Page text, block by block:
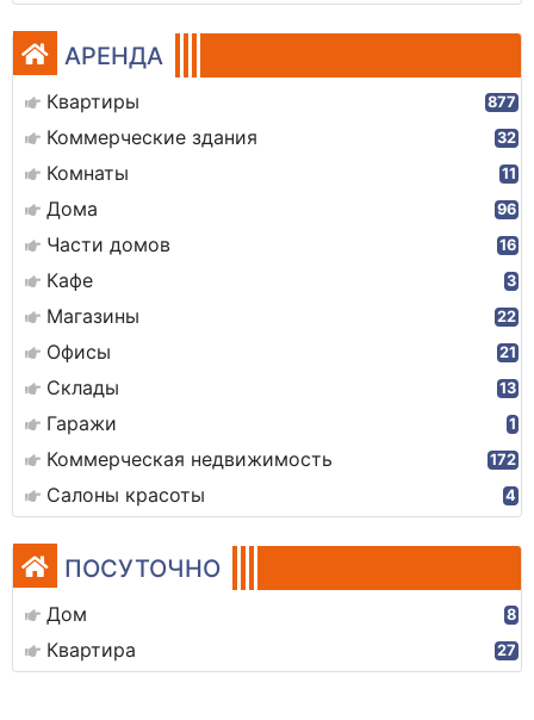
АРЕНДА
Квартиры 877
Коммерческие здания 32
Комнаты 11
Дома 96
Части домов 16
Кафе 3
Магазины 22
Офисы 21
Склады 13
Гаражи 1
Коммерческая недвижимость 172
Салоны красоты 4
ПОСУТОЧНО
Дом 8
Квартира 27